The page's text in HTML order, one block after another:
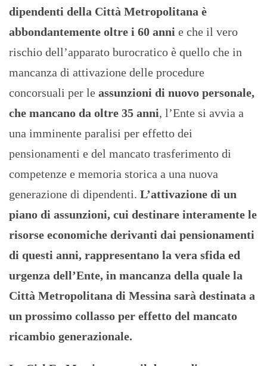
dipendenti della Città Metropolitana è
abbondantemente oltre i 60 anni e che il vero
rischio dell’apparato burocratico è quello che in
mancanza di attivazione delle procedure
concorsuali per le assunzioni di nuovo personale,
che mancano da oltre 35 anni, l’Ente si avvia a
una imminente paralisi per effetto dei
pensionamenti e del mancato trasferimento di
competenze e memoria storica a una nuova
generazione di dipendenti. L’attivazione di un
piano di assunzioni, cui destinare interamente le
risorse economiche derivanti dai pensionamenti
di questi anni, rappresentano la vera sfida ed
urgenza dell’Ente, in mancanza della quale la
Città Metropolitana di Messina sarà destinata a
un prossimo collasso per effetto del mancato
ricambio generazionale.